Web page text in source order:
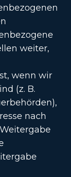
weiter,
wenn wir
(z. B.
nach